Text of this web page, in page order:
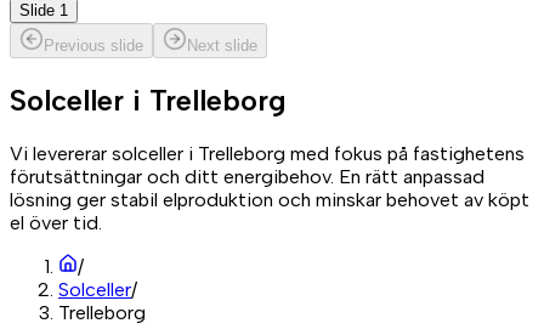
Slide 1
Previous slide
Next slide
Solceller i Trelleborg
Vi levererar solceller i Trelleborg med fokus på fastighetens
förutsättningar och ditt energibehov. En rätt anpassad
lösning ger stabil elproduktion och minskar behovet av köpt
el över tid.
/
Solceller/
Trelleborg